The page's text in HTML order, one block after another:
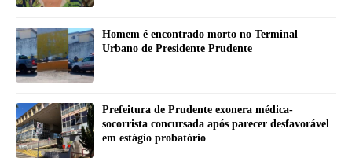
Homem é encontrado morto no Terminal
Urbano de Presidente Prudente
Prefeitura de Prudente exonera médica-
socorrista concursada após parecer desfavorável
em estágio probatório